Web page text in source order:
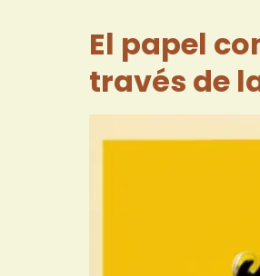
El papel
través de